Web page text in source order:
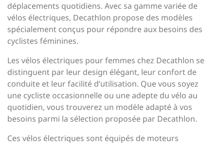
déplacements quotidiens. Avec sa gamme variée de
vélos électriques, Decathlon propose des modèles
spécialement conçus pour répondre aux besoins des
cyclistes féminines.
Les vélos électriques pour femmes chez Decathlon se
distinguent par leur design élégant, leur confort de
conduite et leur facilité d’utilisation. Que vous soyez
une cycliste occasionnelle ou une adepte du vélo au
quotidien, vous trouverez un modèle adapté à vos
besoins parmi la sélection proposée par Decathlon.
Ces vélos électriques sont équipés de moteurs